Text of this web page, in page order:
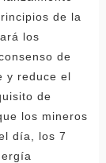
de la
los
de
y reduce el
de
los mineros
día, los 7